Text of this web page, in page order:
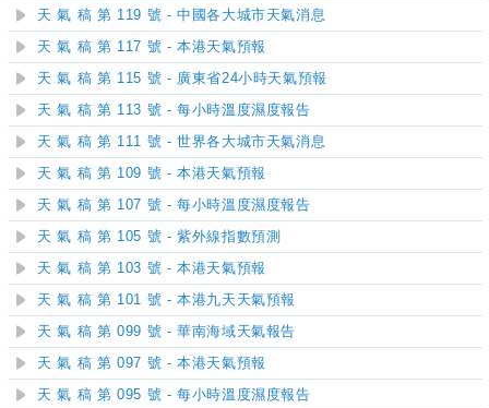
天 氣 稿 第 119 號 - 中國各大城市天氣消息
天 氣 稿 第 117 號 - 本港天氣預報
天 氣 稿 第 115 號 - 廣東省24小時天氣預報
天 氣 稿 第 113 號 - 每小時溫度濕度報告
天 氣 稿 第 111 號 - 世界各大城市天氣消息
天 氣 稿 第 109 號 - 本港天氣預報
天 氣 稿 第 107 號 - 每小時溫度濕度報告
天 氣 稿 第 105 號 - 紫外線指數預測
天 氣 稿 第 103 號 - 本港天氣預報
天 氣 稿 第 101 號 - 本港九天天氣預報
天 氣 稿 第 099 號 - 華南海域天氣報告
天 氣 稿 第 097 號 - 本港天氣預報
天 氣 稿 第 095 號 - 每小時溫度濕度報告